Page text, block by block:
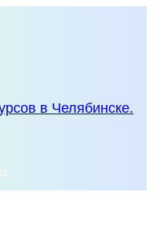
в Челябинске.